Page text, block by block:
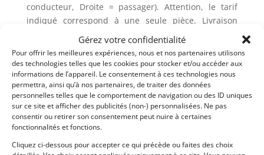
Gérez votre confidentialité
Pour offrir les meilleures expériences, nous et nos partenaires utilisons
des technologies telles que les cookies pour stocker et/ou accéder aux
informations de l’appareil. Le consentement à ces technologies nous
permettra, ainsi qu’à nos partenaires, de traiter des données
personnelles telles que le comportement de navigation ou des ID uniques
sur ce site et afficher des publicités (non-) personnalisées. Ne pas
consentir ou retirer son consentement peut nuire à certaines
fonctionnalités et fonctions.
Cliquez ci-dessous pour accepter ce qui précède ou faites des choix
conducteur, Droite = passager). Attention, le tarif
indiqué correspond à une seule pièce. Livraison
possible en France et dans le monde. Frais
d’emballage et de port en sus, en fonction des
quantités et de la destination. Garantie qualité:
remboursement ou remplacement immédiat et sans
discussion si la pièce arrive abîmée ou ne vous
convient pas, quelle qu’en soit la raison.
Renseignements, tarifs et bon de commande
disponibles sur demande. SIREN 879224673 TVA
FR76879224673